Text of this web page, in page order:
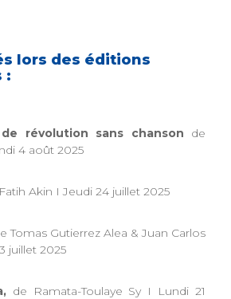
lors des éditions
:
révolution sans chanson de
4 août 2025
Akin I Jeudi 24 juillet 2025
Tomas Gutierrez Alea & Juan Carlos
juillet 2025
de Ramata-Toulaye Sy I Lundi 21